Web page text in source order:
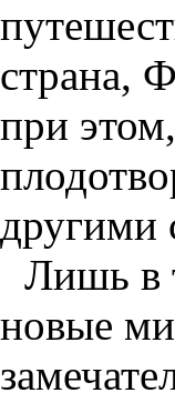
страна,
при
другими
Лишь в
новые